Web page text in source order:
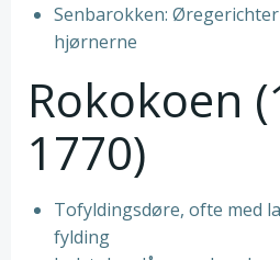
Senbarokken:
hjørnerne
Rokokoen
1770)
Tofyldingsdøre, ofte med
fylding